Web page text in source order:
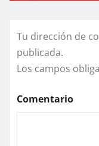
Tu dirección de
publicada.
Los campos
Comentario